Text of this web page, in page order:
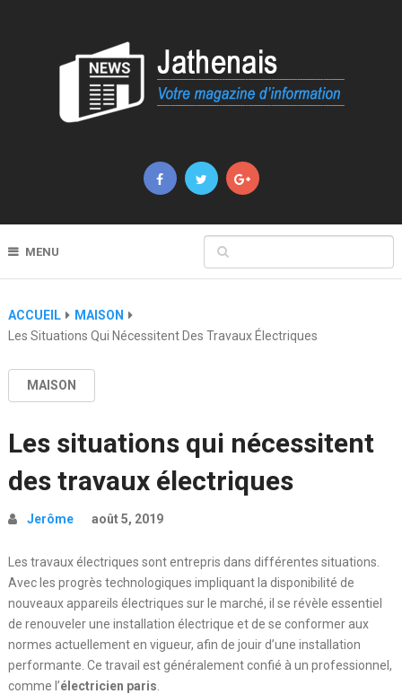
MENU
ACCUEIL
MAISON
Les Situations Qui Nécessitent Des Travaux Électriques
MAISON
Les situations qui nécessitent
des travaux électriques
Jerôme août 5, 2019
Les travaux électriques sont entrepris dans différentes situations.
Avec les progrès technologiques impliquant la disponibilité de
nouveaux appareils électriques sur le marché, il se révèle essentiel
de renouveler une installation électrique et de se conformer aux
normes actuellement en vigueur, afin de jouir d’une installation
performante. Ce travail est généralement confié à un professionnel,
comme l’électricien paris